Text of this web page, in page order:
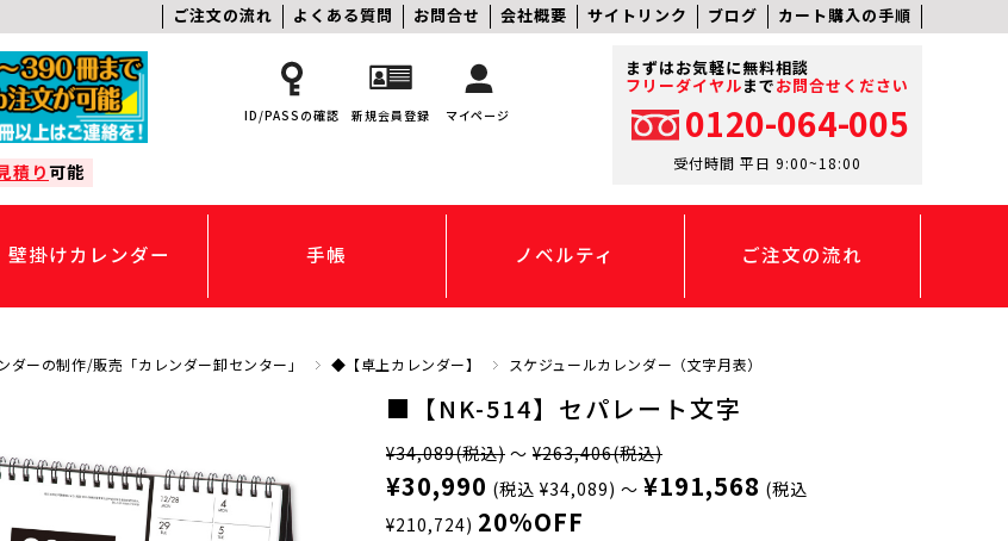
ご注文の流れ よくある質問 お問合せ 会社概要 サイトリンク ブログ カート購入の手順
積り可能
ID/PASSの確認 新規会員登録 マイページ
まずはお気軽に無料相談
フリーダイヤルまでお問合せください
0120-064-005
受付時間 平日 9:00~18:00
壁掛けカレンダー 手帳 ノベルティ ご注文の流れ
ダーの制作/販売「カレンダー卸センター」 ◆【卓上カレンダー】 スケジュールカレンダー（文字月表）
■【NK-514】セパレート文字
¥34,089(税込) ～ ¥263,406(税込)
¥30,990 (税込 ¥34,089) ～ ¥191,568 (税込
¥210,724) 20%OFF